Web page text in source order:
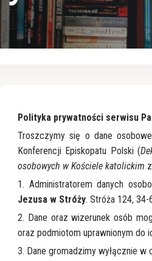
Polityka prywatności serwisu
Troszczymy się o dane
Konferencji Episkopatu Polski (
osobowych w Kościele katolickim
1. Administratorem danych
Jezusa w Stróży. Stróża 124, 34-
2. Dane oraz wizerunek osób
oraz podmiotom uprawnionym do
3. Dane gromadzimy wyłącznie w